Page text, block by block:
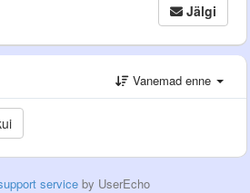
Jälgi
Vanemad enne
service by UserEcho